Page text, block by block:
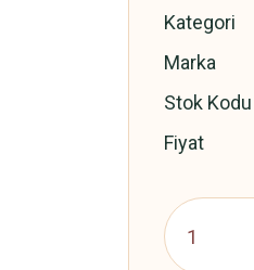
Kategori
Marka
Stok Kodu
Fiyat